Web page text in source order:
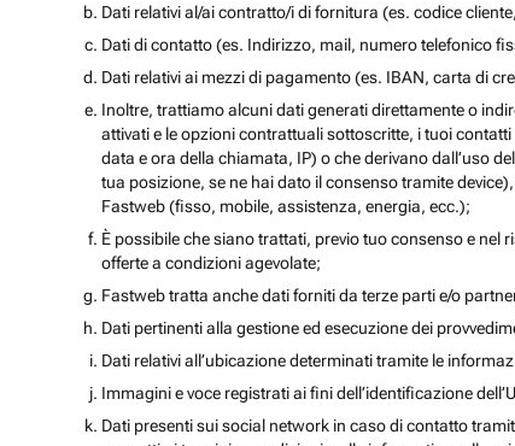
Dati relativi al/ai contratto/i di fornitura (es. codice
Dati di contatto (es. Indirizzo, mail, numero telefonico
Dati relativi ai mezzi di pagamento (es. IBAN, carta di
Inoltre, trattiamo alcuni dati generati direttamente o
attivati e le opzioni contrattuali sottoscritte, i tuoi
data e ora della chiamata, IP) o che derivano dall’uso
tua posizione, se ne hai dato il consenso tramite
Fastweb (fisso, mobile, assistenza, energia, ecc.);
È possibile che siano trattati, previo tuo consenso e
offerte a condizioni agevolate;
Fastweb tratta anche dati forniti da terze parti e/o
Dati pertinenti alla gestione ed esecuzione dei
Dati relativi all’ubicazione determinati tramite le
Immagini e voce registrati ai fini dell’identificazione
Dati presenti sui social network in caso di contatto